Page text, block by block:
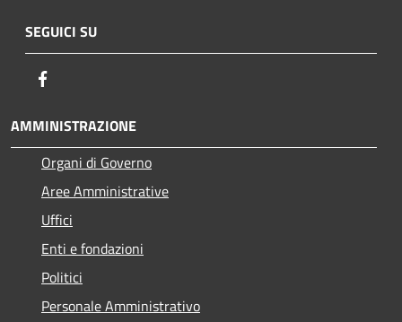
SEGUICI SU
AMMINISTRAZIONE
Organi di Governo
Aree Amministrative
Uffici
Enti e fondazioni
Politici
Personale Amministrativo